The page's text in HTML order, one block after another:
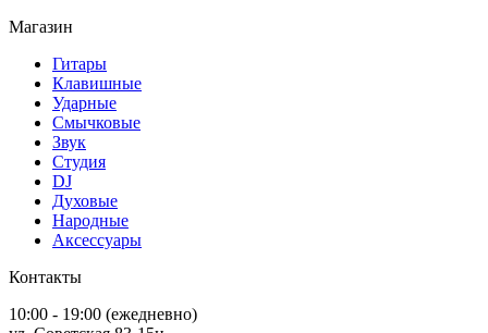
Магазин
Гитары
Клавишные
Ударные
Смычковые
Звук
Студия
DJ
Духовые
Народные
Аксессуары
Контакты
10:00 - 19:00 (ежедневно)